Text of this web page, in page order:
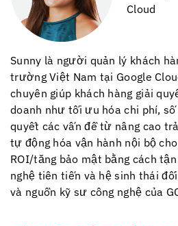
Cloud
Sunny là người quản lý khách
trường Việt Nam tại Google
chuyên giúp khách hàng giải
doanh như tối ưu hóa chi phí,
quyết các vấn đề từ nâng cao
tự động hóa vận hành nội bộ
ROI/tăng bảo mật bằng cách
nghệ tiên tiến và hệ sinh thái
và nguồn kỹ sư công nghệ của